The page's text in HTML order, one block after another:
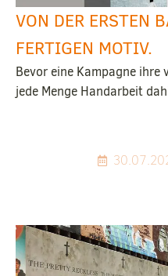
VON DER ERSTEN
FERTIGEN MOTIV.
Bevor eine Kampagne
jede Menge Handarbeit